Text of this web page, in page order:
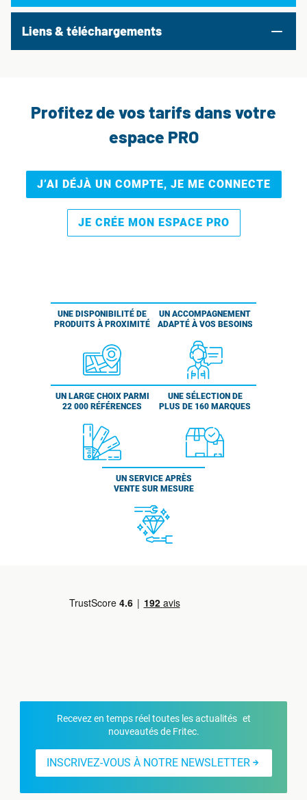
Liens & téléchargements
Profitez de vos tarifs dans votre
espace PRO
J’AI DÉJÀ UN COMPTE, JE ME CONNECTE
JE CRÉE MON ESPACE PRO
UNE DISPONIBILITÉ DE
PRODUITS À PROXIMITÉ
UN ACCOMPAGNEMENT
ADAPTÉ À VOS BESOINS
UN LARGE CHOIX PARMI
22 000 RÉFÉRENCES
UNE SÉLECTION DE
PLUS DE 160 MARQUES
UN SERVICE APRÈS
VENTE SUR MESURE
Recevez en temps réel toutes les actualités et
nouveautés de Fritec.
INSCRIVEZ-VOUS À NOTRE NEWSLETTER